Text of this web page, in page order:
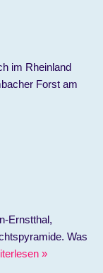
im Rheinland
Forst am
Ernstthal,
Was
»